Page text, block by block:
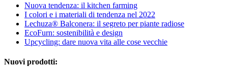
Nuova tendenza: il kitchen farming
I colori e i materiali di tendenza nel 2022
Lechuza® Balconera: il segreto per piante radiose
EcoFurn: sostenibilità e design
Upcycling: dare nuova vita alle cose vecchie
Nuovi prodotti: